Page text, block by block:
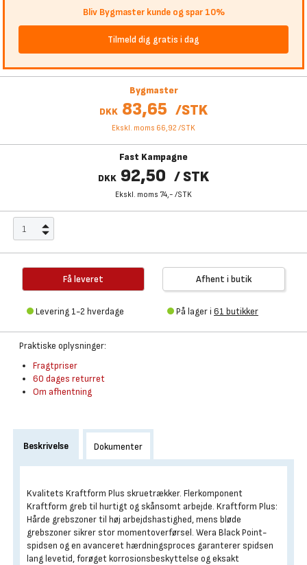
Bliv Bygmaster kunde og spar 10%
Tilmeld dig gratis i dag
Bygmaster
DKK 83,65 /STK
Ekskl. moms 66,92 /STK
Fast Kampagne
DKK 92,50 /STK
Ekskl. moms 74,- /STK
Få leveret
Levering 1-2 hverdage
Afhent i butik
På lager i 61 butikker
Praktiske oplysninger:
Fragtpriser
60 dages returret
Om afhentning
Beskrivelse Dokumenter
Kvalitets Kraftform Plus skruetrækker. Flerkomponent
Kraftform greb til hurtigt og skånsomt arbejde. Kraftform Plus:
Hårde grebszoner til høj arbejdshastighed, mens bløde
grebszoner sikrer stor momentoverførsel. Wera Black Point-
spidsen og en avanceret hærdningsproces garanterer spidsen
lang levetid, forøget korrosionsbeskyttelse og eksakt